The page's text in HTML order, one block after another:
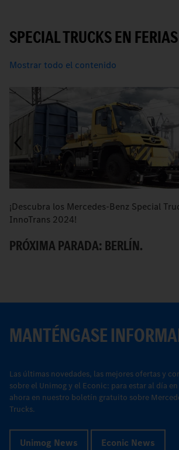
SPECIAL TRUCKS EN
Mostrar todo el contenido
¡Descubra los Mercedes-Benz Special
InnoTrans 2024!
PRÓXIMA PARADA: BERLÍN.
MANTÉNGASE
Las últimas novedades, las mejores ofertas y
sobre el Unimog y el Econic: para estar al día
ahora en nuestro boletín gratuito sobre
Trucks.
Unimog News Econic News